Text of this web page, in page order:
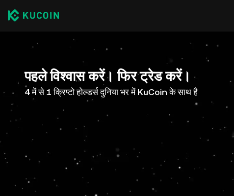
पहले विश्वास करें। फिर ट्रेड करें।
4 में से 1 क्रिप्टो होल्डर्स दुनिया भर में KuCoin के साथ है